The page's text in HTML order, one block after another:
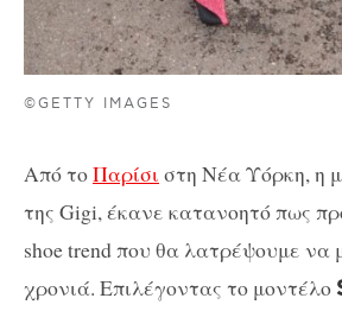
©GETTY IMAGES
Από τοΠαρίσι στη Νέα Υόρκη, η
της Gigi, έκανε κατανοητό πως
shoe trend που θα λατρέψουμε να
χρονιά. Επιλέγοντας το μοντέλο